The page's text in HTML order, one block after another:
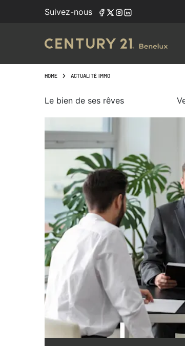
Suivez-nous
HOME ACTUALITÉ IMMO
Le bien de ses rêves